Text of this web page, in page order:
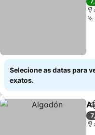
Selecione as datas para
exatos.